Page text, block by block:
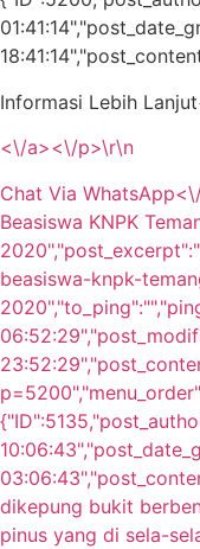
Informasi Lebih
<\/a><\/p>\r\n
Chat Via
Beasiswa KNPK
beasiswa-knpk-
dikepung bukit
pinus yang di sela-